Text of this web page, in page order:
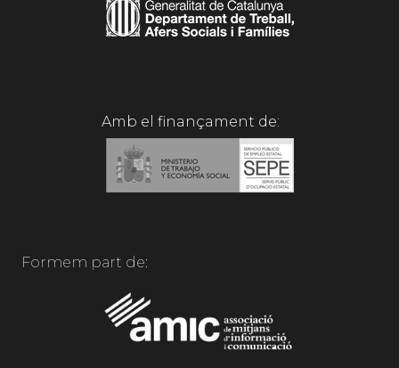
Amb el finançament de:
Formem part de: